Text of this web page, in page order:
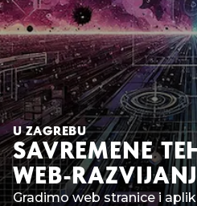
SAVREMENE
WEB-
U ZAGREBU
Gradimo web stranice i